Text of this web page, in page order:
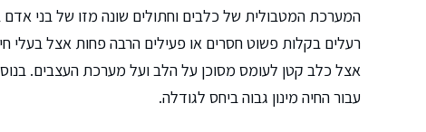
המערכת המטבולית של כלבים וחתולים שונה מזו של בני
רעלים בקלות פשוט חסרים או פעילים הרבה פחות אצל בעלי
אצל כלב קטן לעומס מסוכן על הלב ועל מערכת העצבים.
עבור החיה מינון גבוה ביחס לגודלה.